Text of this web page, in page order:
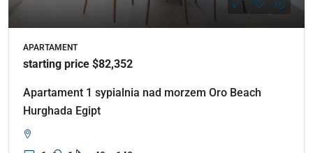
APARTAMENT
starting price $82,352
Apartament 1 sypialnia nad morzem Oro Beach
Hurghada Egipt